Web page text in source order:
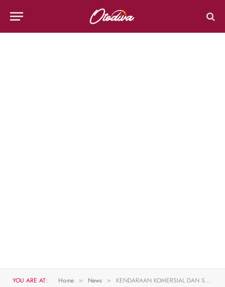
YOU ARE AT: Home » News » KENDARAAN KOMERSIAL DAN SUPPORTING RAMAIKAN AJANG GIIAS 2021